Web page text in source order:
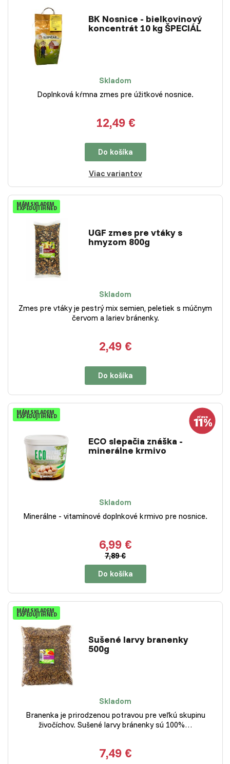
BK Nosnice - bielkovinový
koncentrát 10 kg ŠPECIÁL
Skladom
Doplnková kŕmna zmes pre úžitkové nosnice.
12,49 €
Do košíka
Viac variantov
MÁM SKLADEM
EXPEDUJI IHNED
UGF zmes pre vtáky s
hmyzom 800g
Skladom
Zmes pre vtáky je pestrý mix semien, peletiek s múčnym
červom a lariev bránenky.
2,49 €
Do košíka
MÁM SKLADEM
EXPEDUJI IHNED
ECO slepačia znáška -
minerálne krmivo
Skladom
Minerálne - vitamínové doplnkové krmivo pre nosnice.
6,99 €
7,89 €
Do košíka
MÁM SKLADEM
EXPEDUJI IHNED
Sušené larvy branenky
500g
Skladom
Branenka je prirodzenou potravou pre veľkú skupinu
živočíchov. Sušené larvy bránenky sú 100%…
7,49 €